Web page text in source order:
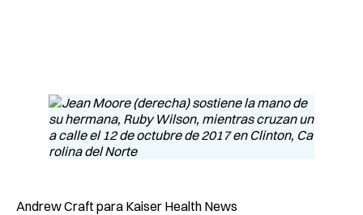
Andrew Craft para Kaiser Health News